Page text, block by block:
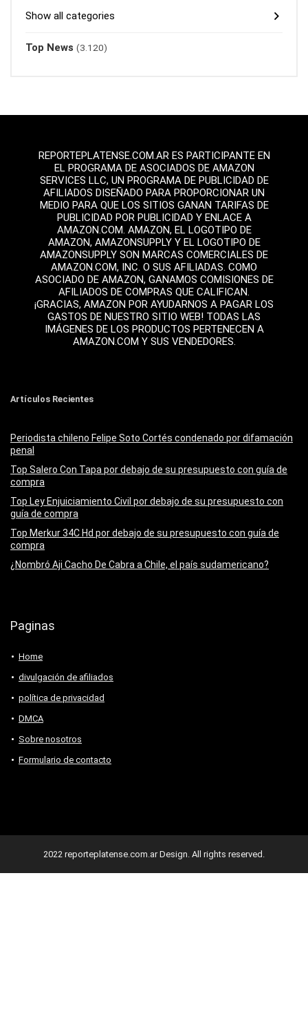
Show all categories
Top News (3.120)
REPORTEPLATENSE.COM.AR ES PARTICIPANTE EN
EL PROGRAMA DE ASOCIADOS DE AMAZON
SERVICES LLC, UN PROGRAMA DE PUBLICIDAD DE
AFILIADOS DISEÑADO PARA PROPORCIONAR UN
MEDIO PARA QUE LOS SITIOS GANAN TARIFAS DE
PUBLICIDAD POR PUBLICIDAD Y ENLACE A
AMAZON.COM. AMAZON, EL LOGOTIPO DE
AMAZON, AMAZONSUPPLY Y EL LOGOTIPO DE
AMAZONSUPPLY SON MARCAS COMERCIALES DE
AMAZON.COM, INC. O SUS AFILIADAS. COMO
ASOCIADO DE AMAZON, GANAMOS COMISIONES DE
AFILIADOS DE COMPRAS QUE CALIFICAN.
¡GRACIAS, AMAZON POR AYUDARNOS A PAGAR LOS
GASTOS DE NUESTRO SITIO WEB! TODAS LAS
IMÁGENES DE LOS PRODUCTOS PERTENECEN A
AMAZON.COM Y SUS VENDEDORES.
Artículos Recientes
Periodista chileno Felipe Soto Cortés condenado por difamación
penal
Top Salero Con Tapa por debajo de su presupuesto con guía de
compra
Top Ley Enjuiciamiento Civil por debajo de su presupuesto con
guía de compra
Top Merkur 34C Hd por debajo de su presupuesto con guía de
compra
¿Nombró Aji Cacho De Cabra a Chile, el país sudamericano?
Paginas
Home
divulgación de afiliados
política de privacidad
DMCA
Sobre nosotros
Formulario de contacto
2022 reporteplatense.com.ar Design. All rights reserved.